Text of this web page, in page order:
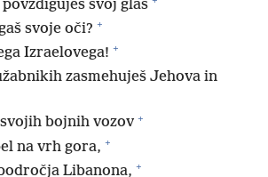
svoj glas
svoje oči? +
Izraelovega! +
zasmehuješ Jehova in
svojih bojnih vozov +
na vrh gora, +
Libanona, +